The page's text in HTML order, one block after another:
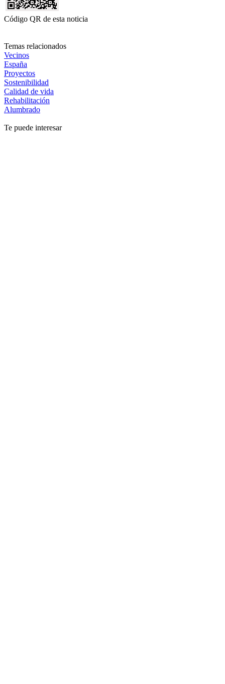
Código QR de esta noticia
Temas relacionados
Vecinos
España
Proyectos
Sostenibilidad
Calidad de vida
Rehabilitación
Alumbrado
Te puede interesar